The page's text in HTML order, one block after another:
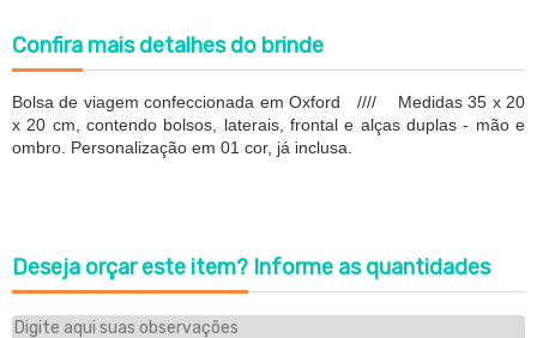
Confira mais detalhes do brinde
Bolsa de viagem confeccionada em Oxford //// Medidas 35 x 20
x 20 cm, contendo bolsos, laterais, frontal e alças duplas - mão e
ombro. Personalização em 01 cor, já inclusa.
Deseja orçar este item? Informe as quantidades